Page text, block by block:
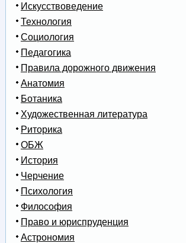
Искусствоведение
Технология
Социология
Педагогика
Правила дорожного движения
Анатомия
Ботаника
Художественная литература
Риторика
ОБЖ
История
Черчение
Психология
Философия
Право и юриспруденция
Астрономия